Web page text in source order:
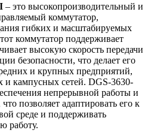
– это высокопроизводительный и
коммутатор,
гибких и масштабируемых
коммутатор поддерживает
высокую скорость передачи
безопасности, что делает его
и крупных предприятий,
и кампусных сетей. DGS-3630-
непрерывной работы и
позволяет адаптировать его к
среде и поддерживать
работу.